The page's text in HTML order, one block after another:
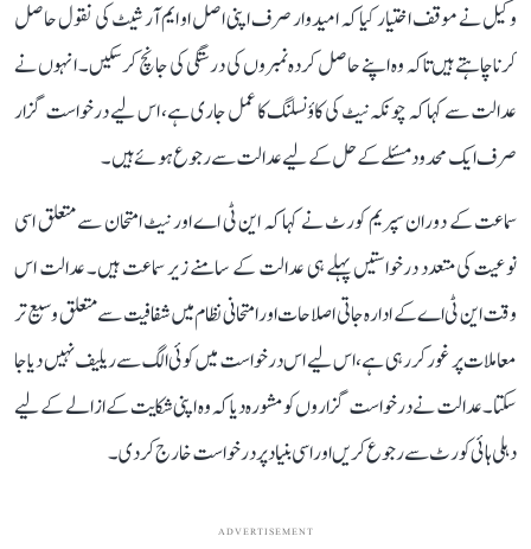
وکیل نے موقف اختیار کیا کہ امیدوار صرف اپنی اصل او ایم آر شیٹ کی نقول حاصل
کرنا چاہتے ہیں تاکہ وہ اپنے حاصل کردہ نمبروں کی درستگی کی جانچ کر سکیں۔ انہوں نے
عدالت سے کہا کہ چونکہ نیٹ کی کاؤنسلنگ کا عمل جاری ہے، اس لیے درخواست گزار
صرف ایک محدود مسئلے کے حل کے لیے عدالت سے رجوع ہوئے ہیں۔
سماعت کے دوران سپریم کورٹ نے کہا کہ این ٹی اے اور نیٹ امتحان سے متعلق اسی
نوعیت کی متعدد درخواستیں پہلے ہی عدالت کے سامنے زیر سماعت ہیں۔ عدالت اس
وقت این ٹی اے کے ادارہ جاتی اصلاحات اور امتحانی نظام میں شفافیت سے متعلق وسیع تر
معاملات پر غور کر رہی ہے، اس لیے اس درخواست میں کوئی الگ سے ریلیف نہیں دیا جا
سکتا۔ عدالت نے درخواست گزاروں کو مشورہ دیا کہ وہ اپنی شکایت کے ازالے کے لیے
دہلی ہائی کورٹ سے رجوع کریں اور اسی بنیاد پر درخواست خارج کر دی۔
ADVERTISEMENT